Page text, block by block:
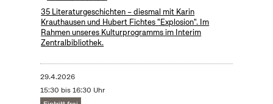
35 Literaturgeschichten – diesmal mit Karin
Krauthausen und Hubert Fichtes "Explosion". Im
Rahmen unseres Kulturprogramms im Interim
Zentralbibliothek.
29.4.2026
15:30 bis 16:30 Uhr